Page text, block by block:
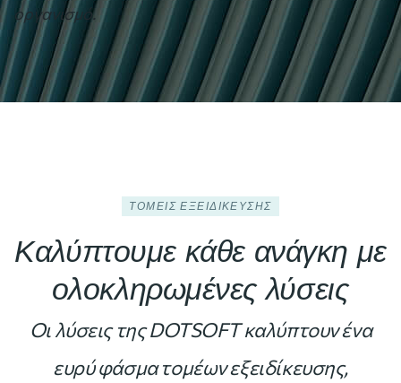
οργανισμό.
ΤΟΜΕΊΣ ΕΞΕΙΔΊΚΕΥΣΗΣ
Καλύπτουμε κάθε ανάγκη με
ολοκληρωμένες λύσεις
Οι λύσεις της DOTSOFT καλύπτουν ένα
ευρύ φάσμα τομέων εξειδίκευσης,